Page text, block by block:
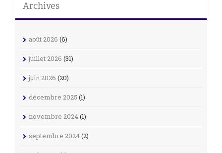
Archives
août 2026 (6)
juillet 2026 (31)
juin 2026 (20)
décembre 2025 (1)
novembre 2024(1)
septembre 2024(2)